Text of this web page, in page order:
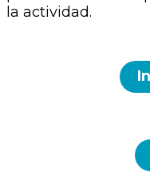
la actividad.